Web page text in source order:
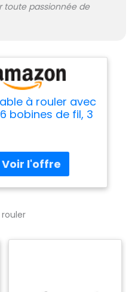
toute passionnée de
à rouler avec
bobines de fil, 3
à couture
portable pour
à broder,
de